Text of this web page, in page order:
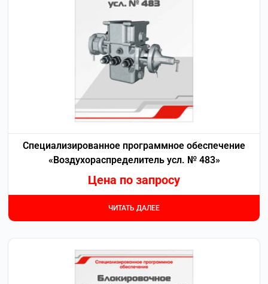
Специализированное программное обеспечение
«Воздухораспределитель усл. № 483»
Цена по запросу
ЧИТАТЬ ДАЛЕЕ